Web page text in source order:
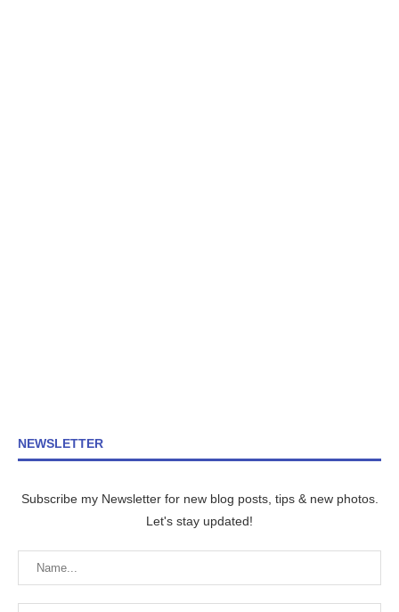
NEWSLETTER
Subscribe my Newsletter for new blog posts, tips & new photos.
Let's stay updated!